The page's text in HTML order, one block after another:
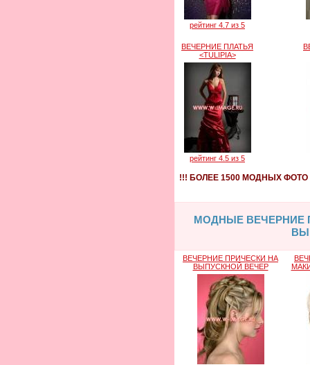
рейтинг 4.7 из 5
ВЕЧЕРНИЕ ПЛАТЬЯ
<TULIPIA>
рейтинг 4.5 из 5
!!! БОЛЕЕ 1500 МОДНЫХ
МОДНЫЕ ВЕЧЕРНИЕ
ВЕЧЕРНИЕ ПРИЧЕСКИ НА
ВЫПУСКНОЙ ВЕЧЕР